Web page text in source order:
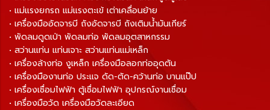
• แม่แรงยกรถ แม่แรงตะเข้ เต่าเคลื่อนย้าย
• เครื่องมืออัดจารบี ถังอัดจารบี ถังเติมน้ำมันเกียร์
• พัดลมดูดเป่า พัดลมท่อ พัดลมอุตสาหกรรม
• สว่านแท่น แท่นเจาะ สว่านแท่นแม่เหล็ก
• เครื่องล้างท่อ งูเหล็ก เครื่องมือลอกท่ออุดตัน
• เครื่องมืองานท่อ ประแจ ดัด-ตัด-คว้านท่อ บานแป๊ป
• เครื่องเชื่อมไฟฟ้า ตู้เชื่อมไฟฟ้า อุปกรณ์งานเชื่อม
• เครื่องมือวัด เครื่องมือวัดละเอียด